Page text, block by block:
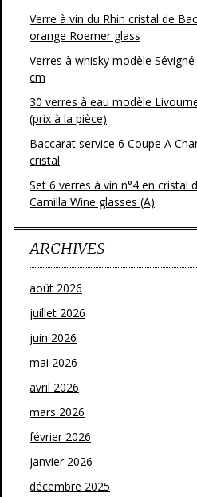
Verre à vin du Rhin cristal de
orange Roemer glass
Verres à whisky modèle
cm
30 verres à eau modèle
(prix à la pièce)
Baccarat service 6 Coupe A
cristal
Set 6 verres à vin n°4 en cristal
Camilla Wine glasses (A)
ARCHIVES
août 2026
juillet 2026
juin 2026
mai 2026
avril 2026
mars 2026
février 2026
janvier 2026
décembre 2025